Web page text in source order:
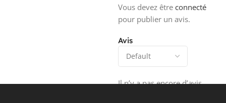
Avis
Il n’y a pas encore d’avis.
Vous devez être connecté
pour publier un avis.